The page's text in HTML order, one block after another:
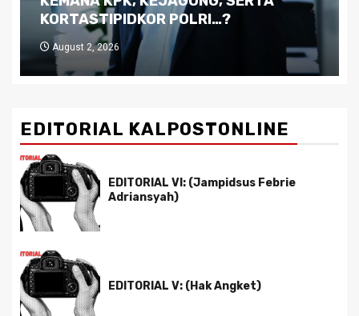
Pemimpin yang Tak Kreatif
July 29, 2026
EDITORIAL KALPOSTONLINE
EDITORIAL VI: (Jampidsus Febrie
Adriansyah)
EDITORIAL V: (Hak Angket)